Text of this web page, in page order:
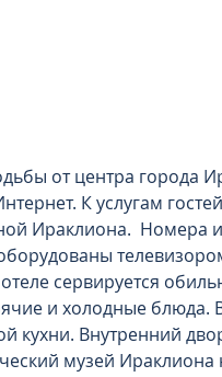
от центра города
К услугам
Ираклиона.  Номера
сервируется
и холодные блюда.
кухни. Внутренний
музей Ираклиона